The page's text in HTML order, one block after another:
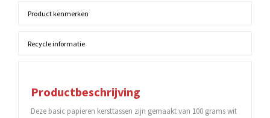
Product kenmerken
Recycle informatie
Productbeschrijving
Deze basic papieren kersttassen zijn gemaakt van 100 grams wit